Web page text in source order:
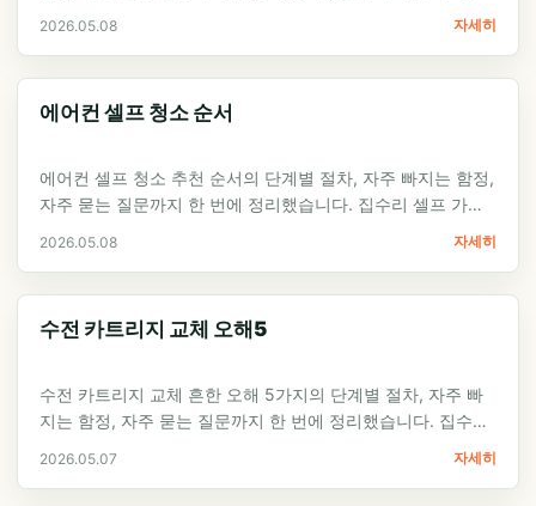
2026.05.08 자세히
에어컨 셀프 청소 순서
에어컨 셀프 청소 추천 순서의 단계별 절차, 자주 빠지는 함정,
자주 묻는 질문까지 한 번에 정리했습니다. 집수리 셀프 가이
2026.05.08 자세히
수전 카트리지 교체 오해5
수전 카트리지 교체 흔한 오해 5가지의 단계별 절차, 자주 빠
지는 함정, 자주 묻는 질문까지 한 번에 정리했습니다. 집수리
2026.05.07 자세히